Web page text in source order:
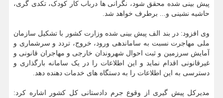
پیش بینی شده محقق شود، نگرانی ها درباب کار کودک، تکدی گری،
حاشیه نشینی و... برطرف خواهد شد.
وی افزود: در بند الف پیش بینی شده وزارت کشور با تشکیل سازمان
ملی مهاجرت نسبت به ساماندهی ورود، خروج، تردد و سرشماری و
آمایش سرزمین و ثبت احوال شهروندان خارجی و مهاجران قانونی و
غیرقانونی اقدام نماید و این اطلاعات را در یک سامانه بارگذاری و
دسترسی به این اطلاعات را به دستگاه های خدمات دهنده دهد.
مدیرکل پیش گیری از وقوع جرم دادستانی کل کشور اشاره کرد: